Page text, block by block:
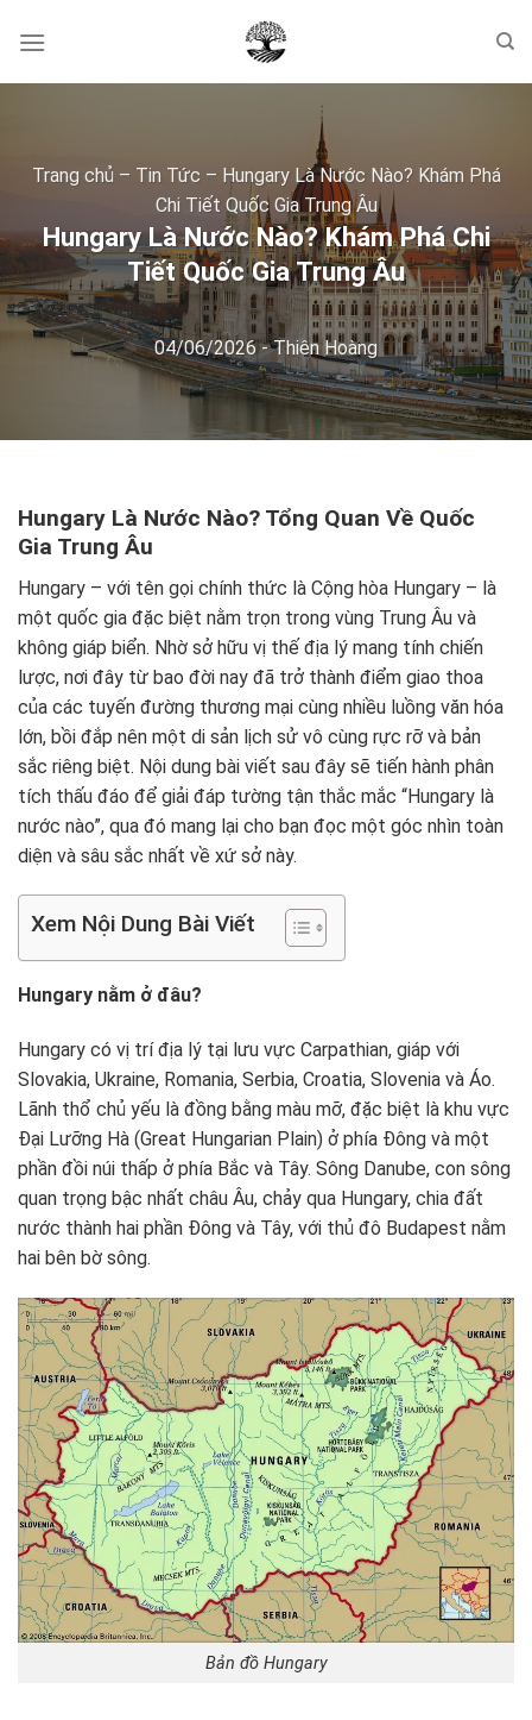
Trang chủ – Tin Tức – Hungary Là Nước Nào? Khám Phá
Chi Tiết Quốc Gia Trung Âu
Hungary Là Nước Nào? Khám Phá Chi
Tiết Quốc Gia Trung Âu
04/06/2026-Thiên Hoàng
Hungary Là Nước Nào? Tổng Quan Về Quốc
Gia Trung Âu
Hungary – với tên gọi chính thức là Cộng hòa Hungary – là
một quốc gia đặc biệt nằm trọn trong vùng Trung Âu và
không giáp biển. Nhờ sở hữu vị thế địa lý mang tính chiến
lược, nơi đây từ bao đời nay đã trở thành điểm giao thoa
của các tuyến đường thương mại cùng nhiều luồng văn hóa
lớn, bồi đắp nên một di sản lịch sử vô cùng rực rỡ và bản
sắc riêng biệt. Nội dung bài viết sau đây sẽ tiến hành phân
tích thấu đáo để giải đáp tường tận thắc mắc “Hungary là
nước nào”, qua đó mang lại cho bạn đọc một góc nhìn toàn
diện và sâu sắc nhất về xứ sở này.
Xem Nội Dung Bài Viết
Hungary nằm ở đâu?
Hungary có vị trí địa lý tại lưu vực Carpathian, giáp với
Slovakia, Ukraine, Romania, Serbia, Croatia, Slovenia và Áo.
Lãnh thổ chủ yếu là đồng bằng màu mỡ, đặc biệt là khu vực
Đại Lưỡng Hà (Great Hungarian Plain) ở phía Đông và một
phần đồi núi thấp ở phía Bắc và Tây. Sông Danube, con sông
quan trọng bậc nhất châu Âu, chảy qua Hungary, chia đất
nước thành hai phần Đông và Tây, với thủ đô Budapest nằm
hai bên bờ sông.
Bản đồ Hungary